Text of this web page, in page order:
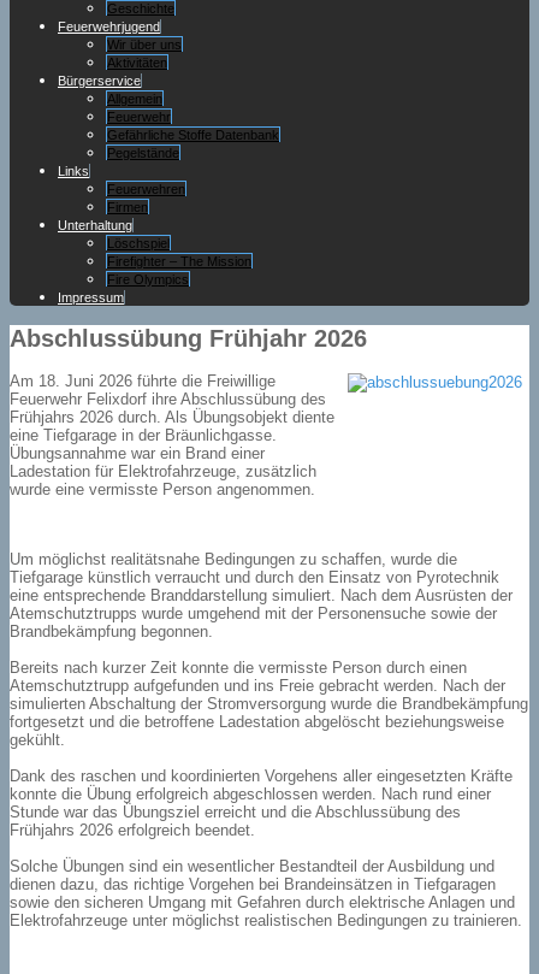
Geschichte
Feuerwehrjugend
Wir über uns
Aktivitäten
Bürgerservice
Allgemein
Feuerwehr
Gefährliche Stoffe Datenbank
Pegelstände
Links
Feuerwehren
Firmen
Unterhaltung
Löschspiel
Firefighter – The Mission
Fire Olympics
Impressum
Abschlussübung Frühjahr 2026
Am 18. Juni 2026 führte die Freiwillige
Feuerwehr Felixdorf ihre Abschlussübung des
Frühjahrs 2026 durch. Als Übungsobjekt diente
eine Tiefgarage in der Bräunlichgasse.
Übungsannahme war ein Brand einer
Ladestation für Elektrofahrzeuge, zusätzlich
wurde eine vermisste Person angenommen.
Um möglichst realitätsnahe Bedingungen zu schaffen, wurde die
Tiefgarage künstlich verraucht und durch den Einsatz von Pyrotechnik
eine entsprechende Branddarstellung simuliert. Nach dem Ausrüsten der
Atemschutztrupps wurde umgehend mit der Personensuche sowie der
Brandbekämpfung begonnen.
Bereits nach kurzer Zeit konnte die vermisste Person durch einen
Atemschutztrupp aufgefunden und ins Freie gebracht werden. Nach der
simulierten Abschaltung der Stromversorgung wurde die Brandbekämpfung
fortgesetzt und die betroffene Ladestation abgelöscht beziehungsweise
gekühlt.
Dank des raschen und koordinierten Vorgehens aller eingesetzten Kräfte
konnte die Übung erfolgreich abgeschlossen werden. Nach rund einer
Stunde war das Übungsziel erreicht und die Abschlussübung des
Frühjahrs 2026 erfolgreich beendet.
Solche Übungen sind ein wesentlicher Bestandteil der Ausbildung und
dienen dazu, das richtige Vorgehen bei Brandeinsätzen in Tiefgaragen
sowie den sicheren Umgang mit Gefahren durch elektrische Anlagen und
Elektrofahrzeuge unter möglichst realistischen Bedingungen zu trainieren.